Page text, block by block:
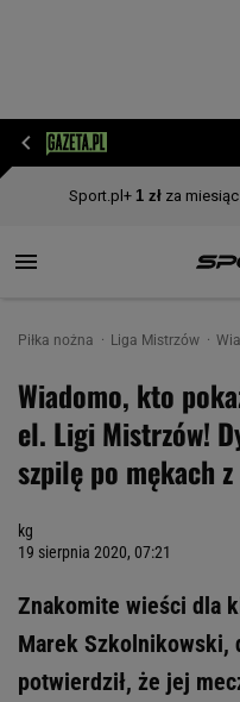
Piłka nożna Liga Mistrzów
Wiadomo, kto
el. Ligi Mistrzów!
szpilę po mękach
kg
19 sierpnia 2020, 07:21
Znakomite wieści dla
Marek Szkolnikowski,
potwierdził, że jej